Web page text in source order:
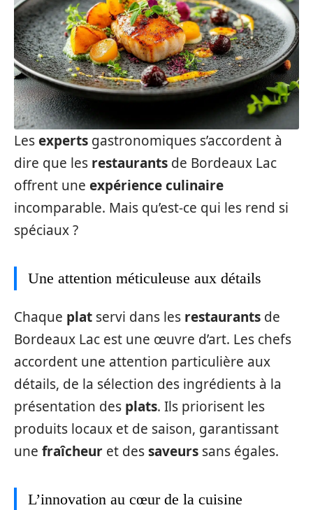
Lesexperts gastronomiques s’accordent à
dire que les restaurants de Bordeaux Lac
offrent une expérience culinaire
incomparable. Mais qu’est-ce qui les rend si
spéciaux ?
Une attention méticuleuse aux détails
Chaque plat servi dans les restaurants de
Bordeaux Lac est une œuvre d’art. Les chefs
accordent une attention particulière aux
détails, de la sélection des ingrédients à la
présentation des plats. Ils priorisent les
produits locaux et de saison, garantissant
une fraîcheur et dessaveurs sans égales.
L’innovation au cœur de la cuisine